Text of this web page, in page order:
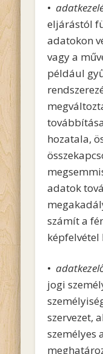
•
eljárástól
adatokon
vagy a
például
hozatala,
adatok
számít a
képfelvétel
•
jogi
szervezet,
személyes